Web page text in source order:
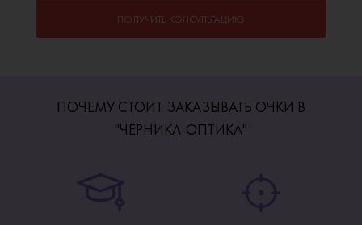
ПОЛУЧИТЬ КОНСУЛЬТАЦИЮ
ПОЧЕМУ СТОИТ ЗАКАЗЫВАТЬ ОЧКИ В
"ЧЕРНИКА-ОПТИКА"